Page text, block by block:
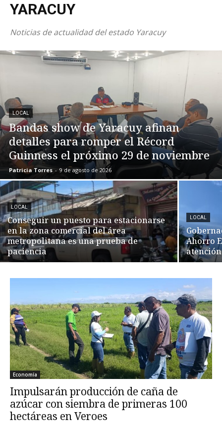
YARACUY
Noticias de actualidad del estado Yaracuy
LOCAL
Bandas show de Yaracuy afinan
detalles para romper el Récord
Guinness el próximo 29 de noviembre
Patricia Torres - 9 de agosto de 2026
LOCAL
Conseguir un puesto para estacionarse
en la zona comercial del área
metropolitana es una prueba de
paciencia
LOCAL
Ahorro
atención
Economía
Impulsarán producción de caña de
azúcar con siembra de primeras 100
hectáreas en Veroes